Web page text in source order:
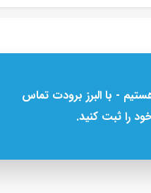
- با البرز برودت تماس
را ثبت کنید.